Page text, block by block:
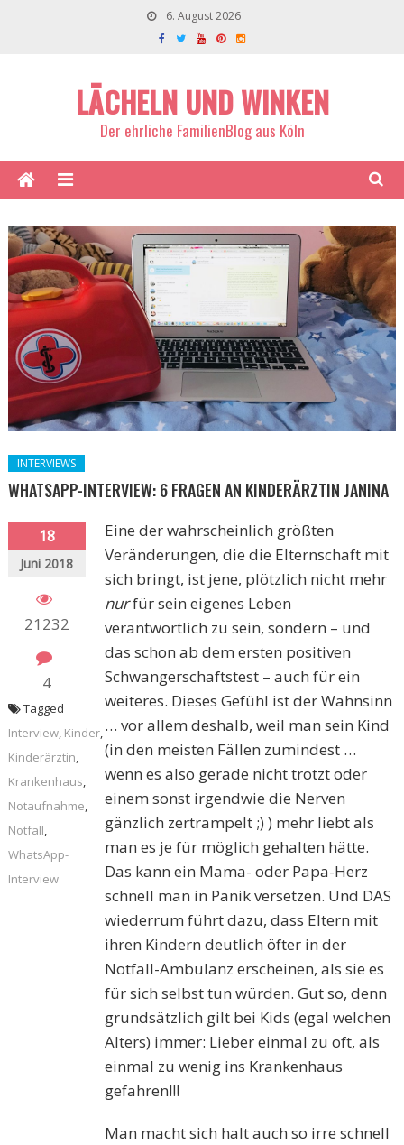
6. August 2026
LÄCHELN UND WINKEN
Der ehrliche FamilienBlog aus Köln
INTERVIEWS
WHATSAPP-INTERVIEW: 6 FRAGEN AN KINDERÄRZTIN JANINA
18
Juni 2018
21232
4
Eine der wahrscheinlich größten
Veränderungen, die die Elternschaft mit
sich bringt, ist jene, plötzlich nicht mehr
nurfür sein eigenes Leben
verantwortlich zu sein, sondern – und
das schon ab dem ersten positiven
Schwangerschaftstest – auch für ein
weiteres. Dieses Gefühl ist der Wahnsinn
… vor allem deshalb, weil man sein Kind
(in den meisten Fällen zumindest …
wenn es also gerade nicht trotzt oder
einem sonst irgendwie die Nerven
gänzlich zertrampelt ;) ) mehr liebt als
man es je für möglich gehalten hätte.
Das kann ein Mama- oder Papa-Herz
schnell man in Panik versetzen. Und DAS
wiederrum führt dazu, dass Eltern mit
ihren Kindern deutlich öfter in der
Notfall-Ambulanz erscheinen, als sie es
für sich selbst tun würden. Gut so, denn
grundsätzlich gilt bei Kids (egal welchen
Alters) immer: Lieber einmal zu oft, als
einmal zu wenig ins Krankenhaus
gefahren!!!
Man macht sich halt auch so irre schnell
Tagged
Interview, Kinder,
Kinderärztin,
Krankenhaus,
Notaufnahme,
Notfall,
WhatsApp-
Interview